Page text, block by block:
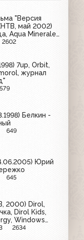
"Версия
май 2002)
Aqua Minerale,
2602
7up, Orbit,
журнал
Белкин -
649
Юрий
645
2000) Dirol,
Dirol Kids,
Windows
2634